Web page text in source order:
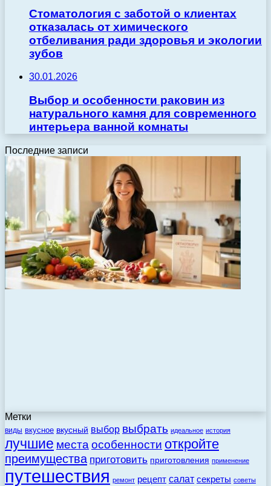
Стоматология с заботой о клиентах
отказалась от химического
отбеливания ради здоровья и экологии
зубов
30.01.2026
Выбор и особенности раковин из
натурального камня для современного
интерьера ванной комнаты
Последние записи
Метки
виды вкусное вкусный выбор выбрать идеальное история
лучшие места особенности откройте
преимущества приготовить приготовления применение
путешествия ремонт рецепт салат секреты советы